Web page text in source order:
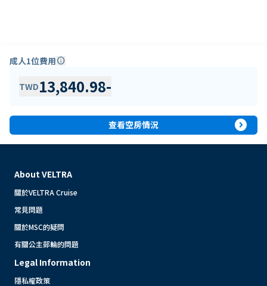
成人1位費用info
TWD13,840.98-
查看空房情況 expand_circle_right
About VELTRA
關於VELTRA Cruise
常見問題
關於MSC的疑問
有關公主郵輪的問題
Legal Information
隱私權政策